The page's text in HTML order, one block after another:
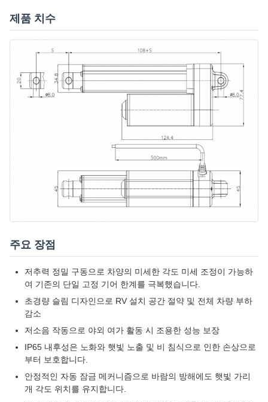
제품 치수
주요 장점
저추력 정밀 구동으로 차양의 미세한 각도 미세 조정이 가능하
여 기존의 단일 고정 기어 한계를 극복했습니다.
초경량 슬림 디자인으로 RV 설치 공간 절약 및 전체 차량 부하
감소
저소음 작동으로 야외 여가 활동 시 조용한 성능 보장
IP65 내후성은 노화와 햇빛 노출 및 비 침식으로 인한 손상으로
부터 보호합니다.
안정적인 자동 잠금 메커니즘으로 바람의 방해에도 햇빛 가리
개 각도 위치를 유지합니다.